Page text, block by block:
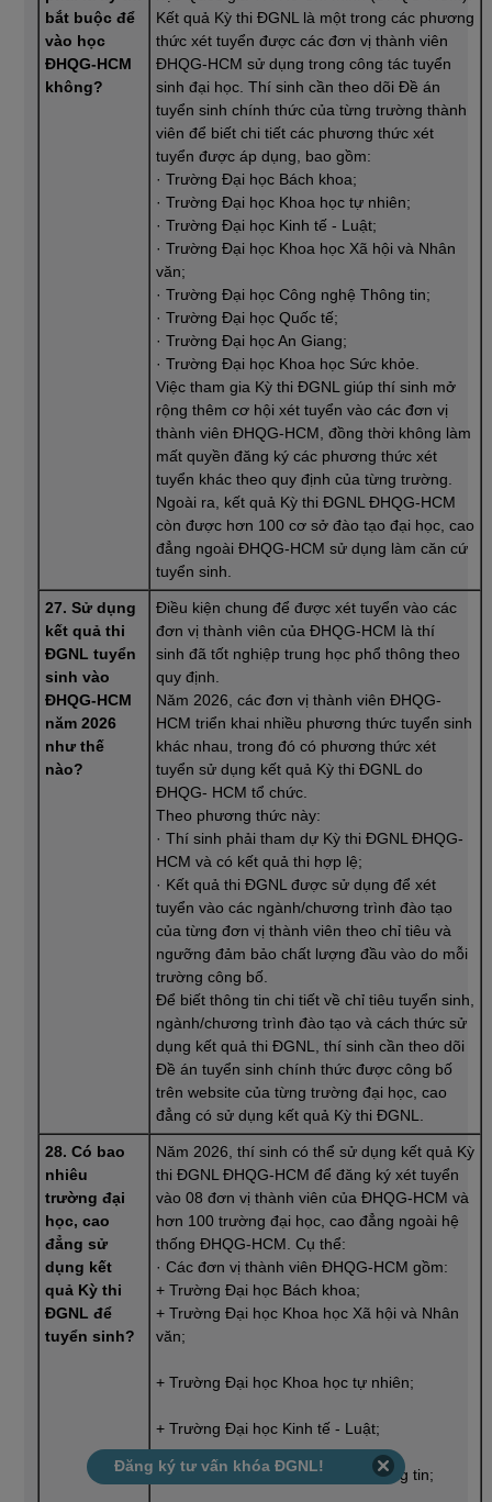
bắt buộc để
vào học
ĐHQG-HCM
không?
Kết quả Kỳ thi ĐGNL là một trong các phương
thức xét tuyển được các đơn vị thành viên
ĐHQG-HCM sử dụng trong công tác tuyển
sinh đại học. Thí sinh cần theo dõi Đề án
tuyển sinh chính thức của từng trường thành
viên để biết chi tiết các phương thức xét
tuyển được áp dụng, bao gồm:
· Trường Đại học Bách khoa;
· Trường Đại học Khoa học tự nhiên;
· Trường Đại học Kinh tế - Luật;
· Trường Đại học Khoa học Xã hội và Nhân
văn;
· Trường Đại học Công nghệ Thông tin;
· Trường Đại học Quốc tế;
· Trường Đại học An Giang;
· Trường Đại học Khoa học Sức khỏe.
Việc tham gia Kỳ thi ĐGNL giúp thí sinh mở
rộng thêm cơ hội xét tuyển vào các đơn vị
thành viên ĐHQG-HCM, đồng thời không làm
mất quyền đăng ký các phương thức xét
tuyển khác theo quy định của từng trường.
Ngoài ra, kết quả Kỳ thi ĐGNL ĐHQG-HCM
còn được hơn 100 cơ sở đào tạo đại học, cao
đẳng ngoài ĐHQG-HCM sử dụng làm căn cứ
tuyển sinh.
27. Sử dụng
kết quả thi
ĐGNL tuyển
sinh vào
ĐHQG-HCM
năm 2026
như thế
nào?
Điều kiện chung để được xét tuyển vào các
đơn vị thành viên của ĐHQG-HCM là thí
sinh đã tốt nghiệp trung học phổ thông theo
quy định.
Năm 2026, các đơn vị thành viên ĐHQG-
HCM triển khai nhiều phương thức tuyển sinh
khác nhau, trong đó có phương thức xét
tuyển sử dụng kết quả Kỳ thi ĐGNL do
ĐHQG- HCM tổ chức.
Theo phương thức này:
· Thí sinh phải tham dự Kỳ thi ĐGNL ĐHQG-
HCM và có kết quả thi hợp lệ;
· Kết quả thi ĐGNL được sử dụng để xét
tuyển vào các ngành/chương trình đào tạo
của từng đơn vị thành viên theo chỉ tiêu và
ngưỡng đảm bảo chất lượng đầu vào do mỗi
trường công bố.
Để biết thông tin chi tiết về chỉ tiêu tuyển sinh,
ngành/chương trình đào tạo và cách thức sử
dụng kết quả thi ĐGNL, thí sinh cần theo dõi
Đề án tuyển sinh chính thức được công bố
trên website của từng trường đại học, cao
đẳng có sử dụng kết quả Kỳ thi ĐGNL.
28. Có bao
nhiêu
trường đại
học, cao
đẳng sử
dụng kết
quả Kỳ thi
ĐGNL để
tuyển sinh?
Năm 2026, thí sinh có thể sử dụng kết quả Kỳ
thi ĐGNL ĐHQG-HCM để đăng ký xét tuyển
vào 08 đơn vị thành viên của ĐHQG-HCM và
hơn 100 trường đại học, cao đẳng ngoài hệ
thống ĐHQG-HCM. Cụ thể:
· Các đơn vị thành viên ĐHQG-HCM gồm:
+ Trường Đại học Bách khoa;
+ Trường Đại học Khoa học Xã hội và Nhân
văn;
+ Trường Đại học Khoa học tự nhiên;
+ Trường Đại học Kinh tế - Luật;
+ Trường Đại học Công nghệ Thông tin;
Đăng ký tư vấn khóa ĐGNL!